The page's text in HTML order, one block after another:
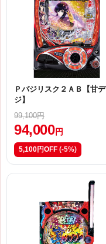
Ｐバジリスク２ＡＢ【甘デ
ジ】
99,100円
94,000 円
5,100円OFF (-5%)